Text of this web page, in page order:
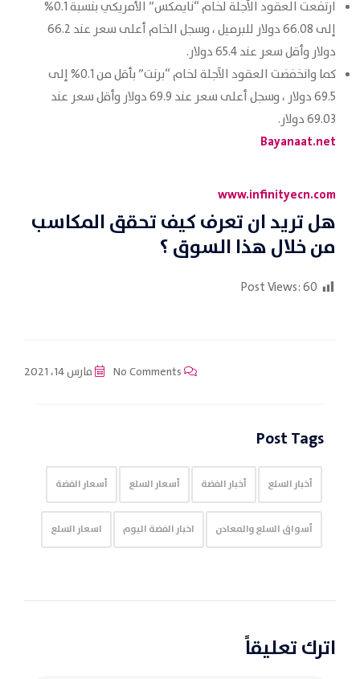
ارتفعت العقود الآجلة لخام “نايمكس” الأمريكي بنسبة 0.1%
إلى 66.08 دولار للبرميل ، وسجل الخام أعلى سعر عند 66.2
دولار وأقل سعر عند 65.4 دولار.
كما وانخفضت العقود الآجلة لخام “برنت” بأقل من 0.1% إلى
69.5 دولار ، وسجل أعلى سعر عند 69.9 دولار وأقل سعر عند
69.03 دولار.
Bayanaat.net
www.infinityecn.com
هل تريد ان تعرف كيف تحقق المكاسب
من خلال هذا السوق ؟
Post Views:60
مارس 14، 2021
Post Tags
أخبار السلع أخبار الفضة أسعار السلع أسعار الفضة
أسواق السلع والمعادن اخبار الفضة اليوم اسعار السلع
اترك تعليقاً